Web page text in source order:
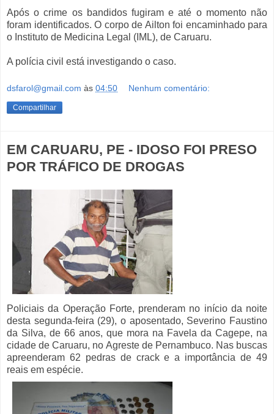
Após o crime os bandidos fugiram e até o momento não
foram identificados. O corpo de Ailton foi encaminhado para
o Instituto de Medicina Legal (IML), de Caruaru.
A polícia civil está investigando o caso.
dsfarol@gmail.com às 04:50 Nenhum comentário:
Compartilhar
EM CARUARU, PE - IDOSO FOI PRESO
POR TRÁFICO DE DROGAS
Policiais da Operação Forte, prenderam no início da noite
desta segunda-feira (29), o aposentado, Severino Faustino
da Silva, de 66 anos, que mora na Favela da Cagepe, na
cidade de Caruaru, no Agreste de Pernambuco. Nas buscas
apreenderam 62 pedras de crack e a importância de 49
reais em espécie.